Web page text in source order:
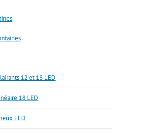
12 et 18 LED
18 LED
LED